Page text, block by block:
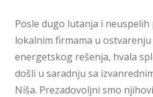
Posle dugo lutanja i neuspelih
lokalnim firmama u
energetskog rešenja, hvala
došli u saradnju sa
Niša. Prezadovoljni smo